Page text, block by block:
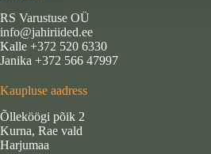
RS Varustuse OÜ
info@jahiriided.ee
Kalle +372 520 6330
Janika +372 566 47997
Kaupluse aadress
Õlleköögi põik 2
Kurna, Rae vald
Harjumaa